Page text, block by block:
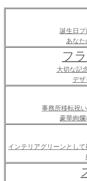
誕生日プ
あなた
フ
大切な記
デザ
事務所移転祝
豪華絢爛
インテリアグリーンとし